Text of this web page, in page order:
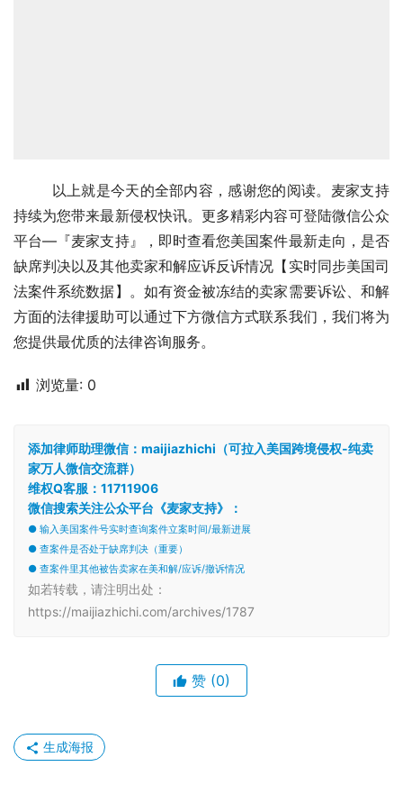
持续为您带来最新侵权快讯。更多精彩内容可登陆微信公众
平台—『麦家支持』，即时查看您美国案件最新走向，是否
缺席判决以及其他卖家和解应诉反诉情况【实时同步美国司
法案件系统数据】。如有资金被冻结的卖家需要诉讼、和解
方面的法律援助可以通过下方微信方式联系我们，我们将为
您提供最优质的法律咨询服务。
浏览量: 0
添加律师助理微信：maijiazhichi（可拉入美国跨境侵权-纯卖
家万人微信交流群）
维权Q客服：11711906
微信搜索关注公众平台《麦家支持》：
● 输入美国案件号实时查询案件立案时间/最新进展
● 查案件是否处于缺席判决（重要）
● 查案件里其他被告卖家在美和解/应诉/撤诉情况
如若转载，请注明出处：
https://maijiazhichi.com/archives/1787
赞 (0)
生成海报